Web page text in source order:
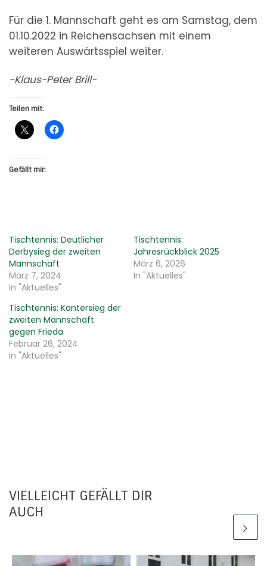
Für die 1. Mannschaft geht es am Samstag, dem
01.10.2022 in Reichensachsen mit einem
weiteren Auswärtsspiel weiter.
-Klaus-Peter Brill-
Teilen mit:
Gefällt mir:
Tischtennis: Deutlicher
Derbysieg der zweiten
Mannschaft
März 7, 2024
In "Aktuelles"
Tischtennis:
Jahresrückblick 2025
März 6, 2026
In "Aktuelles"
Tischtennis: Kantersieg der
zweiten Mannschaft
gegen Frieda
Februar 26, 2024
In "Aktuelles"
VIELLEICHT GEFÄLLT DIR
AUCH